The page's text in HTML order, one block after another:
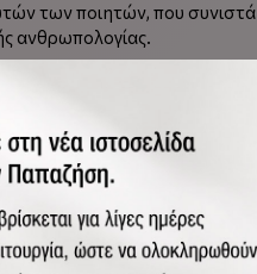
των ποιητών, που
ανθρωπολογίας.
απαιτεί ένα και μόνον: την
ως μη αναπαραστατικών